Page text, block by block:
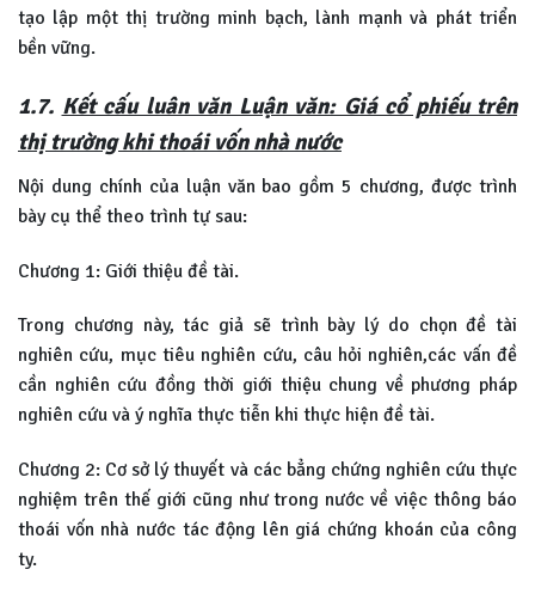
tạo lập một thị trường minh bạch, lành mạnh và phát triển
bền vững.
1.7. Kết cấu luân văn Luận văn: Giá cổ phiếu trên
thị trường khi thoái vốn nhà nước
Nội dung chính của luận văn bao gồm 5 chương, được trình
bày cụ thể theo trình tự sau:
Chương 1: Giới thiệu đề tài.
Trong chương này, tác giả sẽ trình bày lý do chọn đề tài
nghiên cứu, mục tiêu nghiên cứu, câu hỏi nghiên,các vấn đề
cần nghiên cứu đồng thời giới thiệu chung về phương pháp
nghiên cứu và ý nghĩa thực tiễn khi thực hiện đề tài.
Chương 2: Cơ sở lý thuyết và các bẳng chứng nghiên cứu thực
nghiệm trên thế giới cũng như trong nước về việc thông báo
thoái vốn nhà nước tác động lên giá chứng khoán của công
ty.